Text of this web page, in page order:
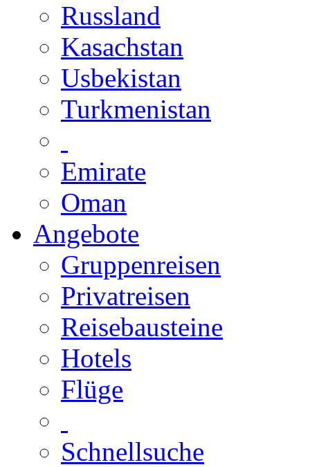
Russland
Kasachstan
Usbekistan
Turkmenistan
Emirate
Oman
Angebote
Gruppenreisen
Privatreisen
Reisebausteine
Hotels
Flüge
Schnellsuche